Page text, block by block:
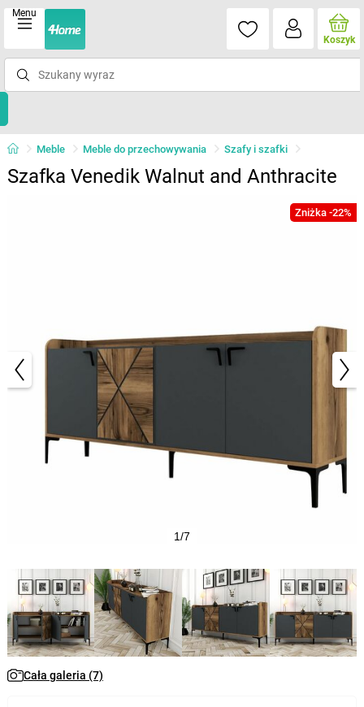
Menu
Koszyk
Meble Meble do przechowywania Szafy i szafki
Szafka Venedik Walnut and Anthracite
Zniżka -22%
1/7
Cała galeria (7)